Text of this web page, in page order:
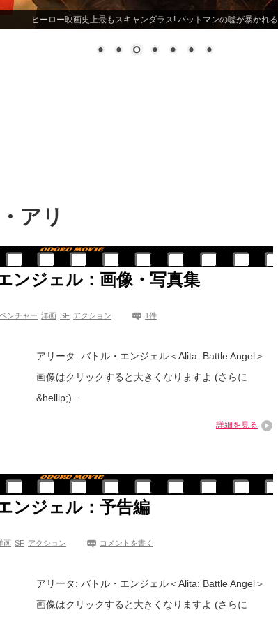
ヒーロー映画史上最もスキャンダラス! バットマンの嘘が暴かれる
アリ
ンジェル：画像・写真集
ンチャー 洋画 SF アクション 1件
アリータ: バトル・エンジェル＜Alita: Battle Angel＞
画像はクリックすると大きくなりますよ (さらに
&hellip;)…
詳細を見る
ンジェル：予告編
画 SF アクション コメントを書く
アリータ: バトル・エンジェル＜Alita: Battle Angel＞
画像はクリックすると大きくなりますよ (さらに